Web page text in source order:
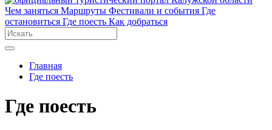
Чем заняться Маршруты Фестивали и события Где
остановиться Где поесть Как добраться
Главная
Где поесть
Где поесть